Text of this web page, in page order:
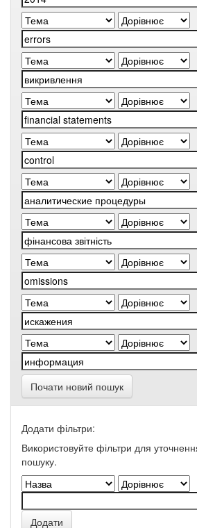
Почати новий пошук
Додати фільтри:
Використовуйте фільтри для
пошуку.